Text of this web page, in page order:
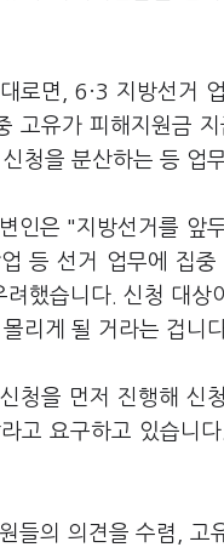
로면, 6·3 지방선거
고유가 피해지원금
청을 분산하는 등 업
인은 "지방선거를 앞
등 선거 업무에 집
려했습니다. 신청 대
리게 될 거라는 겁니
청을 먼저 진행해 신
고 요구하고 있습
들의 의견을 수렴, 고